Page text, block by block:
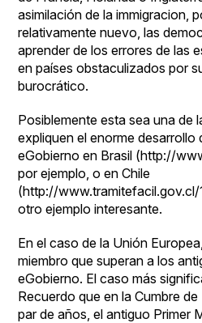
asimilación de la immigracion,
relativamente nuevo, las
aprender de los errores de las
en países obstaculizados por
burocrático.
Posiblemente esta sea una de
expliquen el enorme desarrollo
eGobierno en Brasil (http://
por ejemplo, o en Chile
(http://www.tramitefacil.gov.cl/
otro ejemplo interesante.
En el caso de la Unión
miembro que superan a los
eGobierno. El caso más
Recuerdo que en la Cumbre
par de años, el antiguo Primer